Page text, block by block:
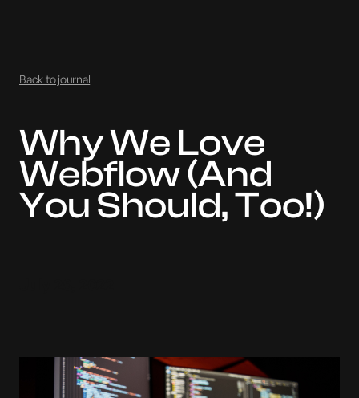
Back to journal
Why We Love
Webflow (And
You Should, Too!)